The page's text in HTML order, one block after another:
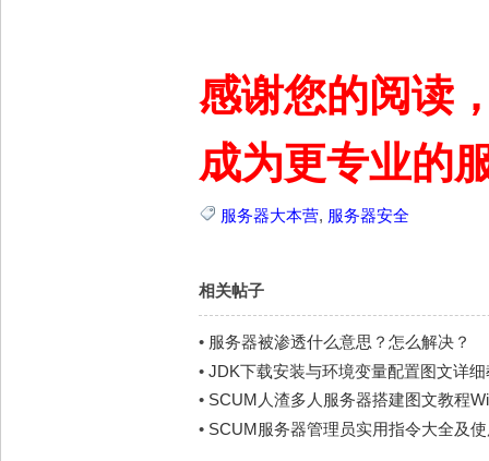
感谢您的阅读
成为更专业的
服务器大本营, 服务器安全
相关帖子
• 服务器被渗透什么意思？怎么解决？
• JDK下载安装与环境变量配置图文详
• SCUM人渣多人服务器搭建图文教程
• SCUM服务器管理员实用指令大全及